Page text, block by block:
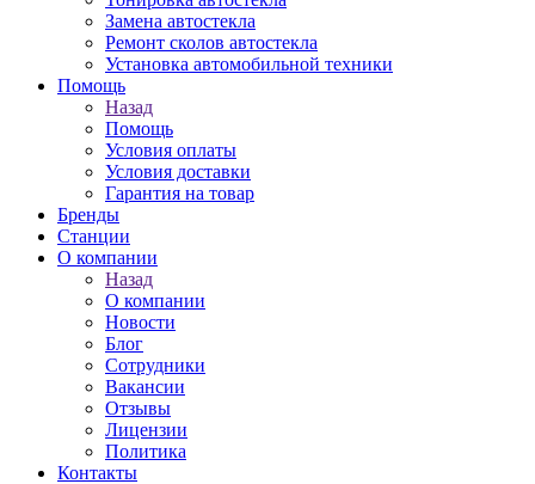
Замена автостекла
Ремонт сколов автостекла
Установка автомобильной техники
Помощь
Назад
Помощь
Условия оплаты
Условия доставки
Гарантия на товар
Бренды
Станции
О компании
Назад
О компании
Новости
Блог
Сотрудники
Вакансии
Отзывы
Лицензии
Политика
Контакты